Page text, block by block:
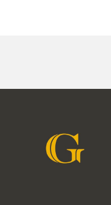
PRENSA